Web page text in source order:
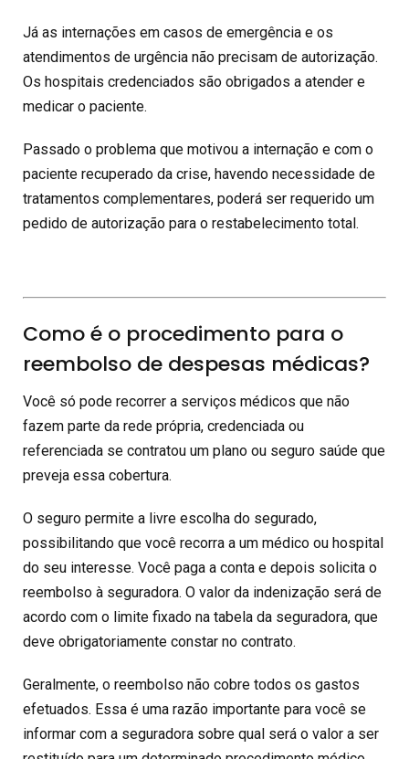
Já as internações em casos de emergência e os
atendimentos de urgência não precisam de autorização.
Os hospitais credenciados são obrigados a atender e
medicar o paciente.
Passado o problema que motivou a internação e com o
paciente recuperado da crise, havendo necessidade de
tratamentos complementares, poderá ser requerido um
pedido de autorização para o restabelecimento total.
Como é o procedimento para o
reembolso de despesas médicas?
Você só pode recorrer a serviços médicos que não
fazem parte da rede própria, credenciada ou
referenciada se contratou um plano ou seguro saúde que
preveja essa cobertura.
O seguro permite a livre escolha do segurado,
possibilitando que você recorra a um médico ou hospital
do seu interesse. Você paga a conta e depois solicita o
reembolso à seguradora. O valor da indenização será de
acordo com o limite fixado na tabela da seguradora, que
deve obrigatoriamente constar no contrato.
Geralmente, o reembolso não cobre todos os gastos
efetuados. Essa é uma razão importante para você se
informar com a seguradora sobre qual será o valor a ser